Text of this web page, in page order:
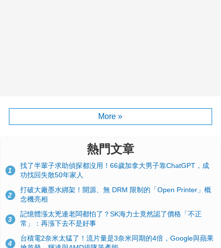
More »
熱門文章
1
找了半輩子求助偵探都沒用！66歲加拿大男子靠ChatGPT，成
功找回失散50年家人
2
打破大廠墨水綁架！開源、無 DRM 限制的「Open Printer」概
念機亮相
3
記憶體漲太兇連老闆都怕了？SK海力士竟然認了價格「不正
常」：再漲下去不是好事
4
台積電2奈米太猛了！流片量是3奈米同期的4倍，Google與蘋果